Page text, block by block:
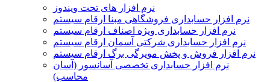
نرم افزار های تحت ویندوز
نرم افزار حسابداری فروشگاهی مبنا ارقام سیستم
نرم افزار حسابداری ویژه اصناف ارقام سیستم
نرم افزار حسابداری شرکتی آسمان ارقام سیستم
نرم افزار فروش و پخش مویرگی برگ ارقام سیستم
نرم افزار حسابداری تخصصی آسانسور (آسان
محاسب)